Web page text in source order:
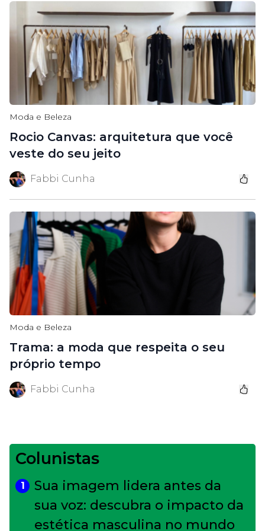
Moda e Beleza
Rocio Canvas: arquitetura que você
veste do seu jeito
Fabbi Cunha
Moda e Beleza
Trama: a moda que respeita o seu
próprio tempo
Fabbi Cunha
Colunistas
1
Sua imagem lidera antes da
sua voz: descubra o impacto da
estética masculina no mundo